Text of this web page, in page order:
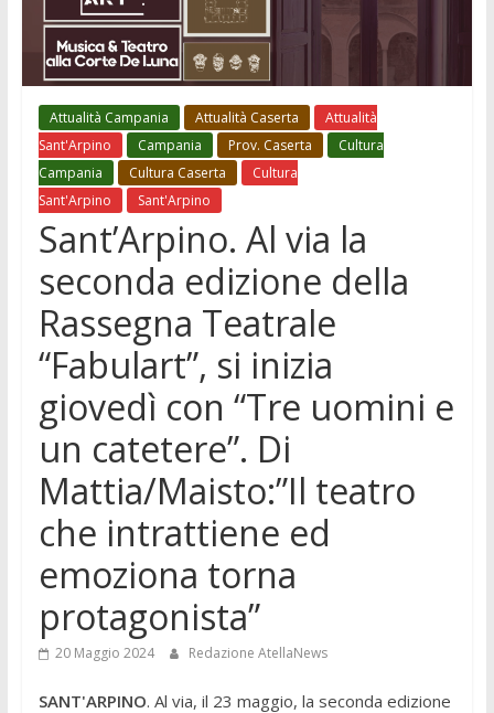
Attualità Campania Attualità Caserta
Attualità
Sant'Arpino
Campania Prov. Caserta
Cultura
Campania
Cultura Caserta
Cultura
Sant'Arpino
Sant'Arpino
Sant’Arpino. Al via la
seconda edizione della
Rassegna Teatrale
“Fabulart”, si inizia
giovedì con “Tre uomini e
un catetere”. Di
Mattia/Maisto:”Il teatro
che intrattiene ed
emoziona torna
protagonista”
20 Maggio 2024 Redazione AtellaNews
SANT'ARPINO. Al via, il 23 maggio, la seconda edizione